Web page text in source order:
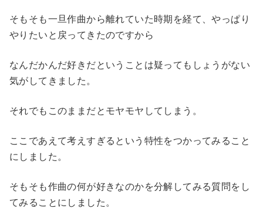
そもそも一旦作曲から離れていた時期を経て、やっぱり
やりたいと戻ってきたのですから
なんだかんだ好きだということは疑ってもしょうがない
気がしてきました。
それでもこのままだとモヤモヤしてしまう。
ここであえて考えすぎるという特性をつかってみること
にしました。
そもそも作曲の何が好きなのかを分解してみる質問をし
てみることにしました。